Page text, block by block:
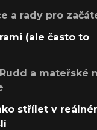
a rady pro
(ale často to
a mateřské
střílet v